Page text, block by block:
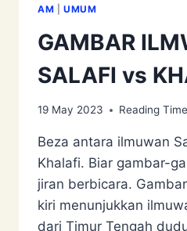
AM UMUM
GAMBAR
SALAFI vs
19 May 2023 Reading
Beza antara ilmuwan
Khalafi. Biar gambar-
jiran berbicara.
kiri menunjukkan
dari Timur Tengah